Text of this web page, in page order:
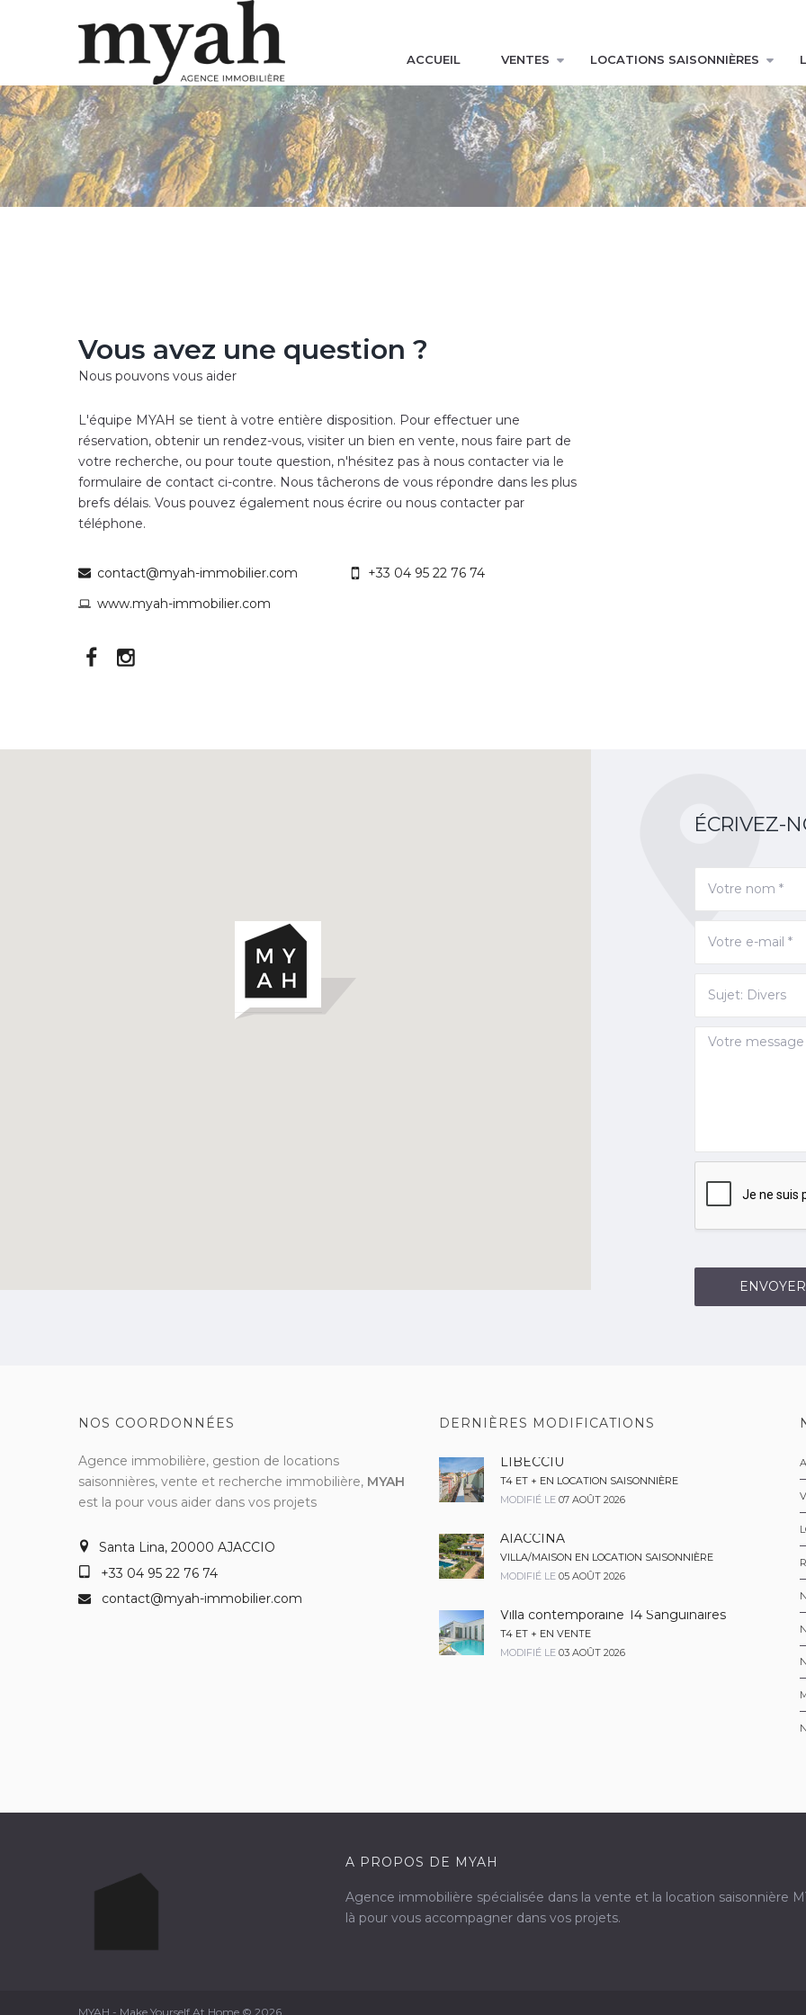
ACCUEIL VENTES LOCATIONS SAISONNIÈRES
Vous avez une question ?
Nous pouvons vous aider
L'équipe MYAH se tient à votre entière disposition. Pour effectuer une
réservation, obtenir un rendez-vous, visiter un bien en vente, nous faire part de
votre recherche, ou pour toute question, n'hésitez pas à nous contacter via le
formulaire de contact ci-contre. Nous tâcherons de vous répondre dans les plus
brefs délais. Vous pouvez également nous écrire ou nous contacter par
téléphone.
contact@myah-immobilier.com
www.myah-immobilier.com
+33 04 95 22 76 74
ÉCRIVEZ-
NOS COORDONNÉES
Agence immobilière, gestion de locations
saisonnières, vente et recherche immobilière, MYAH
est la pour vous aider dans vos projets
Santa Lina, 20000 AJACCIO
+33 04 95 22 76 74
contact@myah-immobilier.com
DERNIÈRES MODIFICATIONS
LIBECCIU
T4 ET + EN LOCATION SAISONNIÈRE
MODIFIÉ LE 07 AOÛT 2026
AIACCINA
VILLA/MAISON EN LOCATION SAISONNIÈRE
MODIFIÉ LE 05 AOÛT 2026
Villa contemporaine T4 Sanguinaires
T4 ET + EN VENTE
MODIFIÉ LE 03 AOÛT 2026
A PROPOS DE MYAH
Agence immobilière spécialisée dans la vente et la location saisonnière
là pour vous accompagner dans vos projets.
MYAH - Make Yourself At Home © 2026